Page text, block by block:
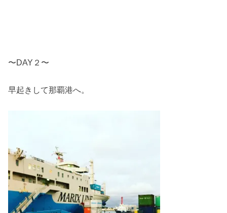
〜DAY２〜
早起きして那覇港へ。